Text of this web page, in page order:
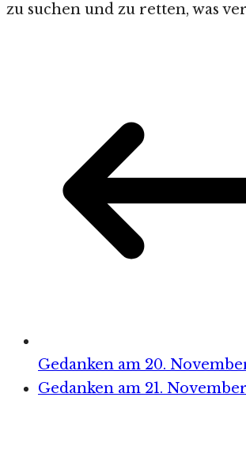
zu suchen und zu retten, was
Gedanken am 20.
Gedanken am 21. November